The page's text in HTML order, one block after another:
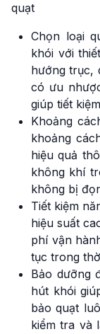
quạt
Chọn loại
khói với
hướng trục,
có ưu
giúp tiết
Khoảng
khoảng
hiệu quả
không khí
không bị
Tiết kiệm
hiệu suất
phí vận
tục trong
Bảo dưỡng
hút khói
bảo quạt
kiểm tra và